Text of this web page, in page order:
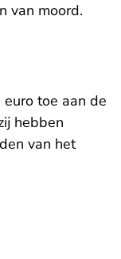
van moord.
toe aan de
hebben
van het